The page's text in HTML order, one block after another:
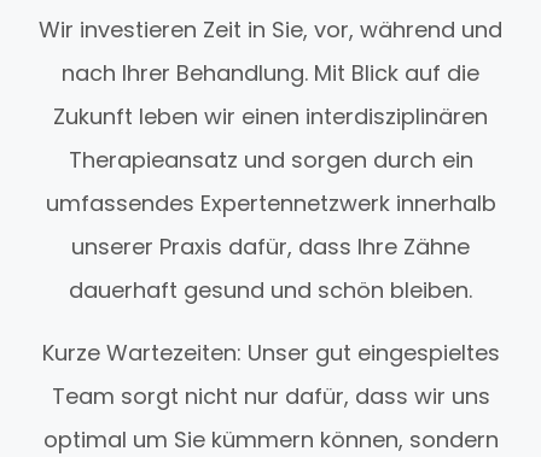
Wir investieren Zeit in Sie, vor, während und
nach Ihrer Behandlung. Mit Blick auf die
Zukunft leben wir einen interdisziplinären
Therapieansatz und sorgen durch ein
umfassendes Expertennetzwerk innerhalb
unserer Praxis dafür, dass Ihre Zähne
dauerhaft gesund und schön bleiben.
Kurze Wartezeiten: Unser gut eingespieltes
Team sorgt nicht nur dafür, dass wir uns
optimal um Sie kümmern können, sondern